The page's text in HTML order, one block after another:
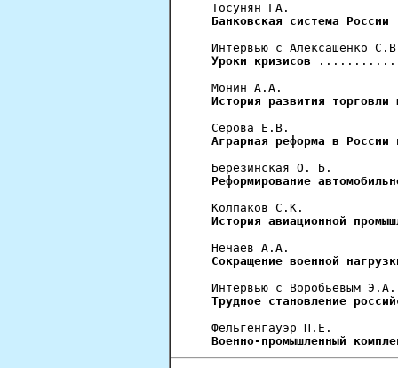
  Тосунян ГА.
Банковская система России
Интервью с Алексашенко
Уроки кризисов
  Монин А.А.
История развития торговли
  Серова Е.В.
Аграрная реформа в России
  Березинская О. Б.
Реформирование
  Колпаков С.К.
История авиационной
  Нечаев А.А.
Сокращение военной
  Интервью с Воробьевым Э.А.
Трудное становление
  Фельгенгауэр П.Е.
Военно-промышленный